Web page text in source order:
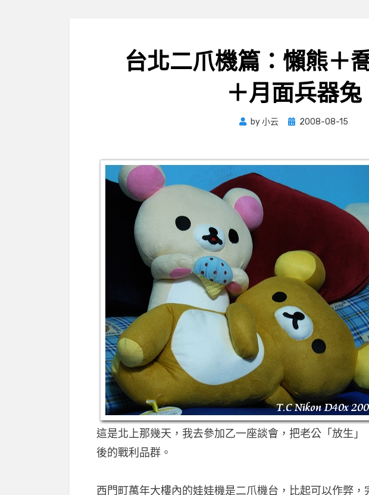
台北二爪機篇：懶熊＋
＋月面兵器兔
by小云
Posted
2008-08-15
這是北上那幾天，我去參加乙一座談會，把老公「放生」
後的戰利品群。
西門町萬年大樓內的娃娃機是二爪機台，比起可以作弊，